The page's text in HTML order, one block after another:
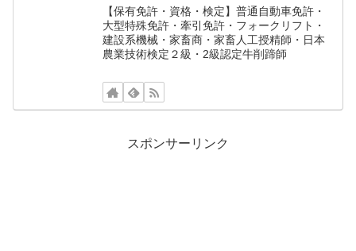
【保有免許・資格・検定】普通自動車免許・
大型特殊免許・牽引免許・フォークリフト・
建設系機械・家畜商・家畜人工授精師・日本
農業技術検定２級・2級認定牛削蹄師
スポンサーリンク